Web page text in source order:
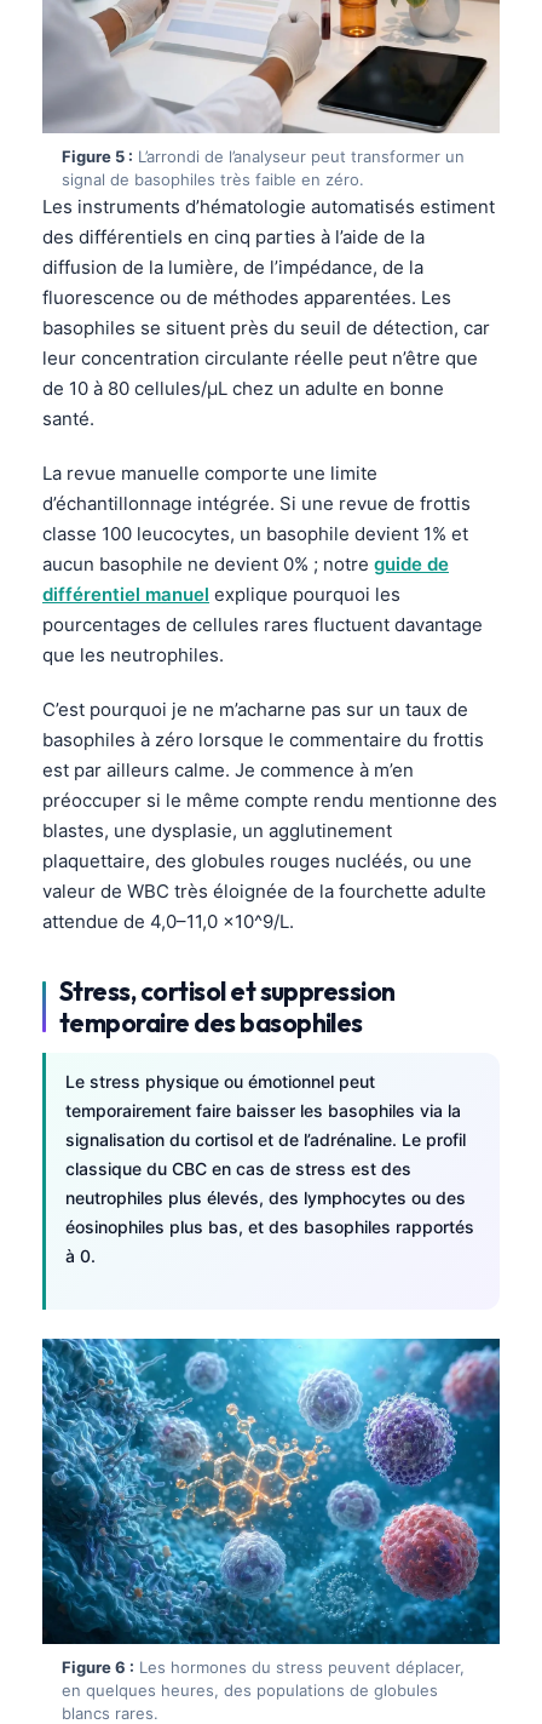
Figure 5 : L’arrondi de l’analyseur peut transformer un
signal de basophiles très faible en zéro.
Les instruments d’hématologie automatisés estiment
des différentiels en cinq parties à l’aide de la
diffusion de la lumière, de l’impédance, de la
fluorescence ou de méthodes apparentées. Les
basophiles se situent près du seuil de détection, car
leur concentration circulante réelle peut n’être que
de 10 à 80 cellules/µL chez un adulte en bonne
santé.
La revue manuelle comporte une limite
d’échantillonnage intégrée. Si une revue de frottis
classe 100 leucocytes, un basophile devient 1% et
aucun basophile ne devient 0% ; notre guide de
différentiel manuel explique pourquoi les
pourcentages de cellules rares fluctuent davantage
que les neutrophiles.
C’est pourquoi je ne m’acharne pas sur un taux de
basophiles à zéro lorsque le commentaire du frottis
est par ailleurs calme. Je commence à m’en
préoccuper si le même compte rendu mentionne des
blastes, une dysplasie, un agglutinement
plaquettaire, des globules rouges nucléés, ou une
valeur de WBC très éloignée de la fourchette adulte
attendue de 4,0–11,0 x10^9/L.
Stress, cortisol et suppression
temporaire des basophiles
Le stress physique ou émotionnel peut
temporairement faire baisser les basophiles via la
signalisation du cortisol et de l’adrénaline. Le profil
classique du CBC en cas de stress est des
neutrophiles plus élevés, des lymphocytes ou des
éosinophiles plus bas, et des basophiles rapportés
à 0.
Figure 6 : Les hormones du stress peuvent déplacer,
en quelques heures, des populations de globules
blancs rares.
Македонски јазик
Euskara
Gàidhlig
Occitan
العربية المغربية
Afrikaans
Монгол
ພາສາລາວ
Basa Jawa
Cebuano
Татар теле
Беларуская мова
Esperanto
Frysk
Ślōnskŏ gŏdka
Norsk bokmål